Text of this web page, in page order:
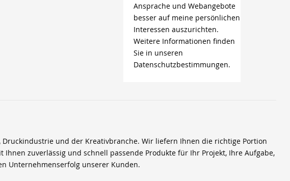
Ansprache und Webangebote
besser auf meine persönlichen
Interessen auszurichten.
Weitere Informationen finden
Sie in unseren
Datenschutzbestimmungen.
und der Kreativbranche. Wir liefern Ihnen die richtige Portion
zuverlässig und schnell passende Produkte für Ihr Projekt, Ihre Aufgabe,
Unternehmenserfolg unserer Kunden.